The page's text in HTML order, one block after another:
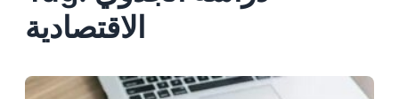
الاقتصادية